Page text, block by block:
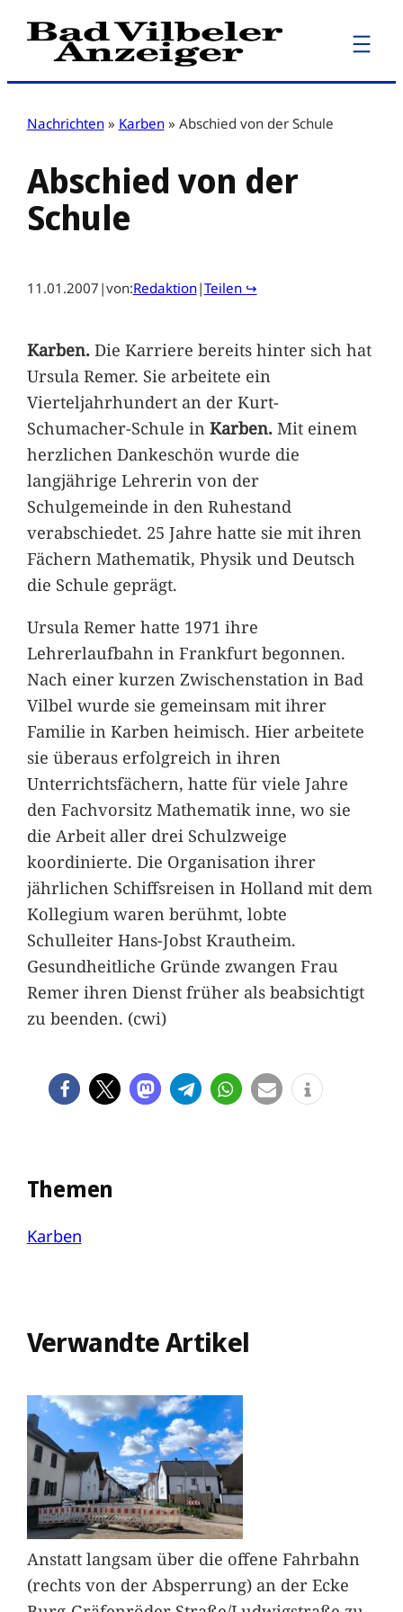
Zum
Inhalt
Nachrichten » Karben » Abschied von der Schule
Abschied von der
Schule
11.01.2007 |von:Redaktion|Teilen ↪
Karben.Die Karriere bereits hinter sich hat
Ursula Remer. Sie arbeitete ein
Vierteljahrhundert an der Kurt-
Schumacher-Schule in Karben.Mit einem
herzlichen Dankeschön wurde die
langjährige Lehrerin von der
Schulgemeinde in den Ruhestand
verabschiedet. 25 Jahre hatte sie mit ihren
Fächern Mathematik, Physik und Deutsch
die Schule geprägt.
Ursula Remer hatte 1971 ihre
Lehrerlaufbahn in Frankfurt begonnen.
Nach einer kurzen Zwischenstation in Bad
Vilbel wurde sie gemeinsam mit ihrer
Familie in Karben heimisch. Hier arbeitete
sie überaus erfolgreich in ihren
Unterrichtsfächern, hatte für viele Jahre
den Fachvorsitz Mathematik inne, wo sie
die Arbeit aller drei Schulzweige
koordinierte. Die Organisation ihrer
jährlichen Schiffsreisen in Holland mit dem
Kollegium waren berühmt, lobte
Schulleiter Hans-Jobst Krautheim.
Gesundheitliche Gründe zwangen Frau
Remer ihren Dienst früher als beabsichtigt
zu beenden. (cwi)
Themen
Karben
Verwandte Artikel
Anstatt langsam über die offene Fahrbahn
(rechts von der Absperrung) an der Ecke